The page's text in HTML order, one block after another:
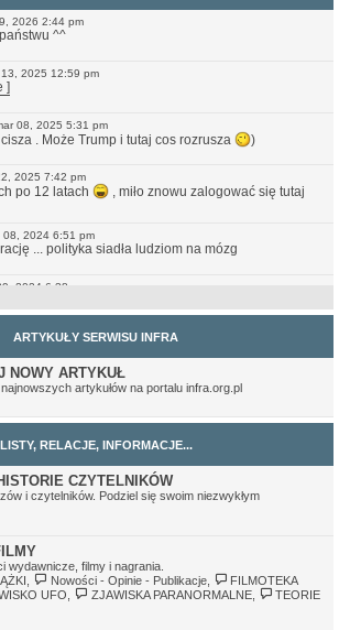
2026 2:44 pm
^^
2025 12:59 pm
]
08, 2025 5:31 pm
. Może Trump i tutaj cos rozrusza )
2025 7:42 pm
po 12 latach , miło znowu zalogować się tutaj
08, 2024 6:51 pm
... polityka siadła ludziom na mózg
2024 6:38 pm
przynajmniej jest teraz bardziej przystępna do
Nie jest może idealna, ale lepsze (a na
to niż to co było wcześniej.
16, 2024 7:56 am
Infrę na WordPressa:https://www.infra.org.pl/
2022 11:41 pm
które były wgrane na serwer. Awatary z
mogą nie działać, z tego względu, że
były hostowane, zniknęły.
ARTYKUŁY SERWISU INFRA
NOWY ARTYKUŁ
artykułów na portalu infra.org.pl
LISTY, RELACJE, INFORMACJE...
CZYTELNIKÓW
i czytelników. Podziel się swoim niezwykłym
wydawnicze, filmy i nagrania.
Nowości - Opinie - Publikacje,
FILMOTEKA
UFO ZJAWISKA PARANORMALNE,
TEORIE